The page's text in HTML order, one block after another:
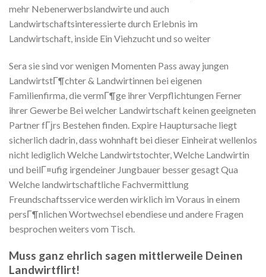
mehr Nebenerwerbslandwirte und auch
Landwirtschaftsinteressierte durch Erlebnis im
Landwirtschaft, inside Ein Viehzucht und so weiter
Sera sie sind vor wenigen Momenten Pass away jungen
LandwirtstГ¶chter & Landwirtinnen bei eigenen
Familienfirma, die vermГ¶ge ihrer Verpflichtungen Ferner
ihrer Gewerbe Bei welcher Landwirtschaft keinen geeigneten
Partner fГјrs Bestehen finden. Expire Hauptursache liegt
sicherlich dadrin, dass wohnhaft bei dieser Einheirat wellenlos
nicht lediglich Welche Landwirtstochter, Welche Landwirtin
und beilГ¤ufig irgendeiner Jungbauer besser gesagt Qua
Welche landwirtschaftliche Fachvermittlung
Freundschaftsservice werden wirklich im Voraus in einem
persГ¶nlichen Wortwechsel ebendiese und andere Fragen
besprochen weiters vom Tisch.
Muss ganz ehrlich sagen mittlerweile Deinen
Landwirtflirt!